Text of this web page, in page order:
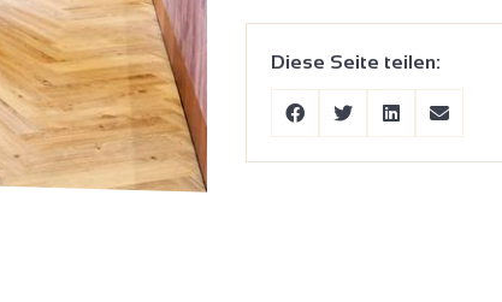
Diese Seite teilen: